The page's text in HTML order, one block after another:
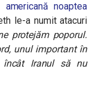
noaptea
le-a numit atacuri
protejăm poporul.
unul important în
încât Iranul să nu